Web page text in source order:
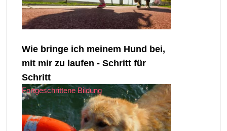
Wie bringe ich meinem Hund bei,
mit mir zu laufen - Schritt für
Schritt
Fortgeschrittene Bildung